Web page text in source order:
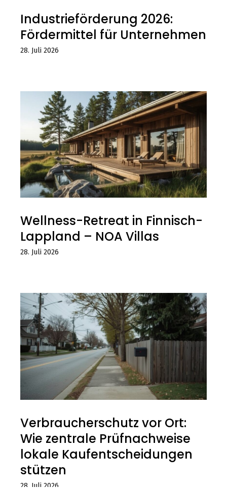
Industrieförderung 2026:
Fördermittel für Unternehmen
28. Juli 2026
Wellness-Retreat in Finnisch-
Lappland – NOA Villas
28. Juli 2026
Verbraucherschutz vor Ort:
Wie zentrale Prüfnachweise
lokale Kaufentscheidungen
stützen
28. Juli 2026